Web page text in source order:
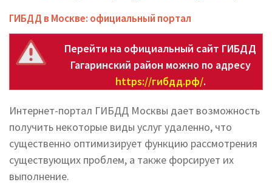
ГИБДД в Москве: официальный портал
Перейти на официальный сайт ГИБДД
Гагаринский район можно по адресу
https://гибдд.рф/.
Интернет-портал ГИБДД Москвы дает возможность
получить некоторые виды услуг удаленно, что
существенно оптимизирует функцию рассмотрения
существующих проблем, а также форсирует их
выполнение.